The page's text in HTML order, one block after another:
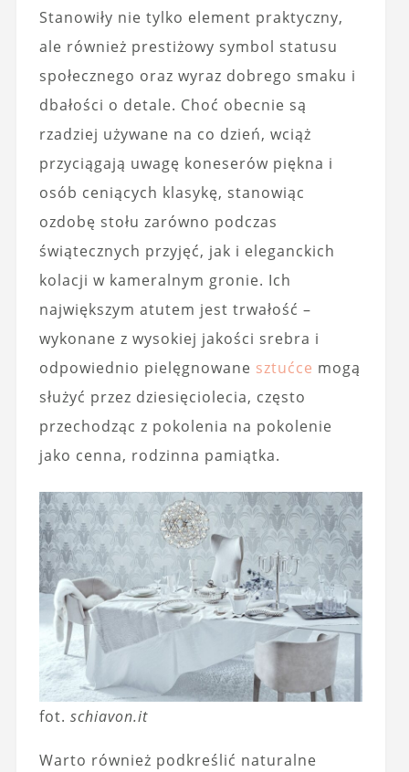
Stanowiły nie tylko element praktyczny,
ale również prestiżowy symbol statusu
społecznego oraz wyraz dobrego smaku i
dbałości o detale. Choć obecnie są
rzadziej używane na co dzień, wciąż
przyciągają uwagę koneserów piękna i
osób ceniących klasykę, stanowiąc
ozdobę stołu zarówno podczas
świątecznych przyjęć, jak i eleganckich
kolacji w kameralnym gronie. Ich
największym atutem jest trwałość –
wykonane z wysokiej jakości srebra i
odpowiednio pielęgnowane sztućce mogą
służyć przez dziesięciolecia, często
przechodząc z pokolenia na pokolenie
jako cenna, rodzinna pamiątka.
fot. schiavon.it
Warto również podkreślić naturalne